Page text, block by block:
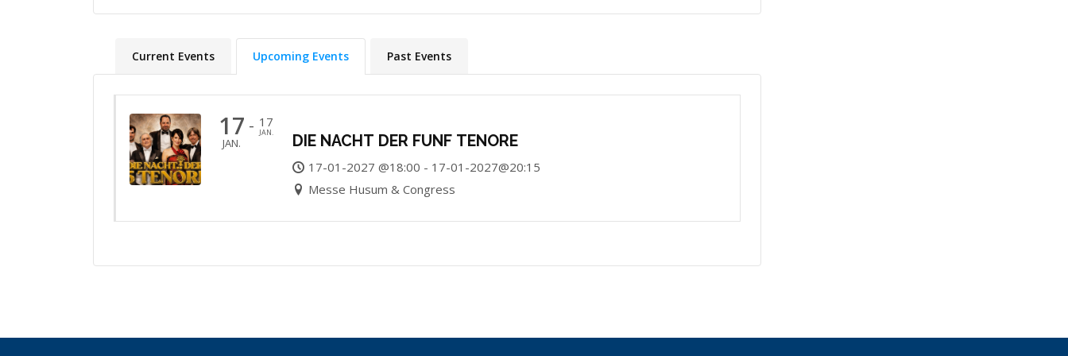
Current Events Upcoming Events Past Events
17
JAN.
- 17
JAN. DIE NACHT DER FÜNF TENÖRE
17-01-2027 @18:00 - 17-01-2027@20:15
Messe Husum & Congress